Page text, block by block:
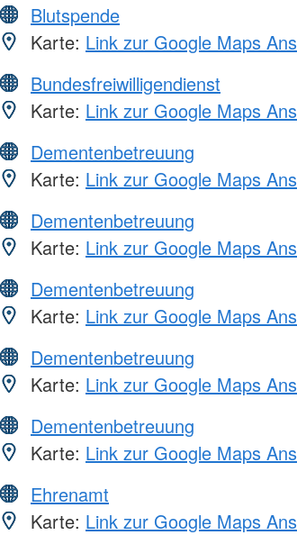
Blutspende
Karte: Link zur Google Maps
Bundesfreiwilligendienst
Karte: Link zur Google Maps
Dementenbetreuung
Karte: Link zur Google Maps
Dementenbetreuung
Karte: Link zur Google Maps
Dementenbetreuung
Karte: Link zur Google Maps
Dementenbetreuung
Karte: Link zur Google Maps
Dementenbetreuung
Karte: Link zur Google Maps
Ehrenamt
Karte: Link zur Google Maps